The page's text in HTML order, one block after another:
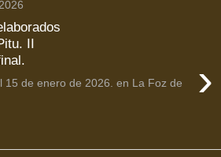
II
›
15 de enero de 2026. en La Foz de